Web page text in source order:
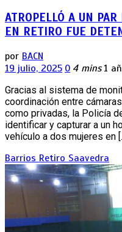
ATROPELLÓ A UN
EN RETIRO FUE
por BACN
19 julio, 2025 0 4 mins 1
Gracias al sistema de
coordinación entre
como privadas, la Policía
identificar y capturar a un
vehículo a dos mujeres en
Barrios Retiro Saavedra